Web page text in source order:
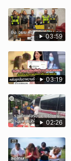
03:59
03:19
02:26